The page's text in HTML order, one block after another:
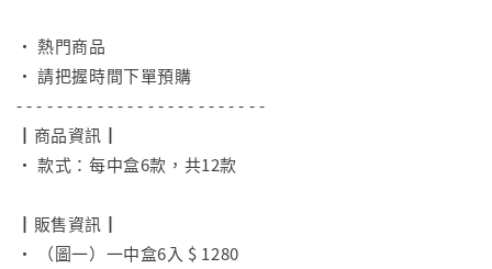
• 熱門商品
• 請把握時間下單預購
- - - - - - - - - - - - - - - - - - - - - - - - -
┃商品資訊┃
• 款式：每中盒6款，共12款
┃販售資訊┃
• （圖一）一中盒6入 $ 1280